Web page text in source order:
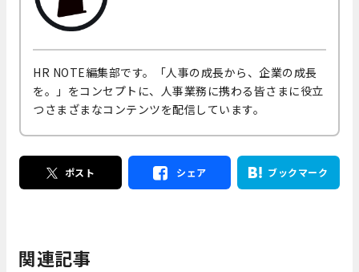
HR NOTE編集部です。「人事の成長から、企業の成長
を。」をコンセプトに、人事業務に携わる皆さまに役立
つさまざまなコンテンツを配信しています。
ポスト シェア ブックマーク
関連記事